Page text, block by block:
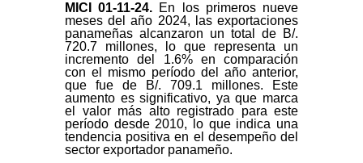
MICI 01-11-24. En los primeros nueve
meses del año 2024, las exportaciones
panameñas alcanzaron un total de B/.
720.7 millones, lo que representa un
incremento del 1.6% en comparación
con el mismo período del año anterior,
que fue de B/. 709.1 millones. Este
aumento es significativo, ya que marca
el valor más alto registrado para este
período desde 2010, lo que indica una
tendencia positiva en el desempeño del
sector exportador panameño.